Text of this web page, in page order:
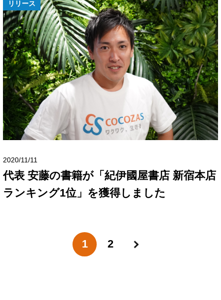
2020/11/11
代表 安藤の書籍が「紀伊國屋書店 新宿本店
ランキング1位」を獲得しました
リリース
1 2 »